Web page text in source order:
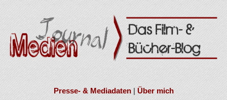
Presse- & Mediadaten|Über mich